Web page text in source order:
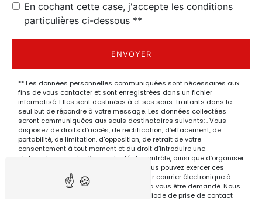
En cochant cette case, j'accepte les conditions
particulières ci-dessous **
ENVOYER
** Les données personnelles communiquées sont nécessaires aux
fins de vous contacter et sont enregistrées dans un fichier
informatisé. Elles sont destinées à et ses sous-traitants dans le
seul but de répondre à votre message. Les données collectées
seront communiquées aux seuls destinataires suivants: . Vous
disposez de droits d’accès, de rectification, d’effacement, de
portabilité, de limitation, d’opposition, de retrait de votre
consentement à tout moment et du droit d’introduire une
réclamation auprès d’une autorité de contrôle, ainsi que d’organiser
le sort de vos données post-mortem. Vous pouvez exercer ces
droits par voie postale à l'adresse ou par courrier électronique à
l'adresse . Un justificatif d'identité pourra vous être demandé. Nous
conservons vos données pendant la période de prise de contact